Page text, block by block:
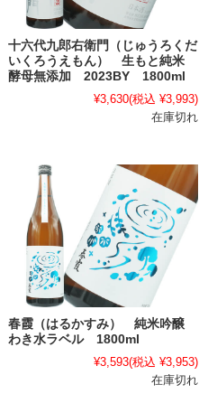
十六代九郎右衛門（じゅうろくだ
いくろうえもん） 生もと純米
酵母無添加 2023BY 1800ml
¥3,630(税込 ¥3,993)
在庫切れ
春霞（はるかすみ） 純米吟醸
わき水ラベル 1800ml
¥3,593(税込 ¥3,953)
在庫切れ